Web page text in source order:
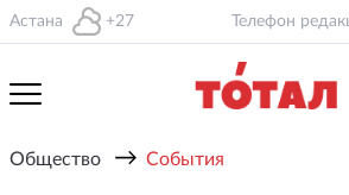
Астана +27 Телефон
Общество → События